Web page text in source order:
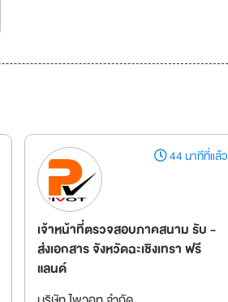
44 นาทีที่แล้ว
เจ้าหน้าที่ตรวจสอบภาคสนาม รับ -
ส่งเอกสาร จังหวัดฉะเชิงเทรา ฟรี
แลนด์